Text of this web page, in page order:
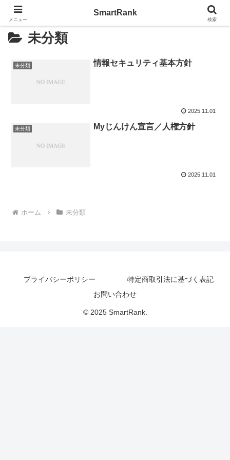
未分類
未分類 情報セキュリティ基本方針
2025.11.01
未分類 Myじんけん宣言／人権方針
2025.11.01
ホーム 未分類
プライバシーポリシー
特定商取引法に基づく表記
お問い合わせ
© 2025 SmartRank.
メニュー
SmartRank
検索